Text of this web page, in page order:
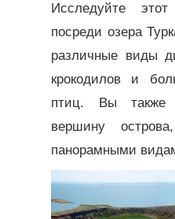
Исследуйте этот
посреди озера
различные виды
крокодилов и
птиц. Вы также
вершину
панорамными